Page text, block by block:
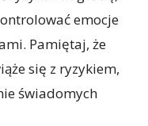
emocje
Pamiętaj, że
się z ryzykiem,
świadomych